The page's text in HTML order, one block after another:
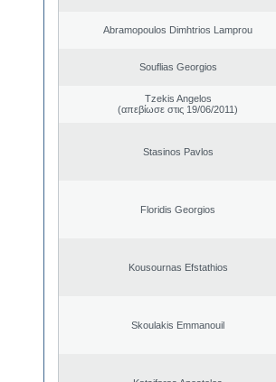
Abramopoulos Dimhtrios Lamprou
Souflias Georgios
Tzekis Angelos
(απεβίωσε στις 19/06/2011)
Stasinos Pavlos
Floridis Georgios
Kousournas Efstathios
Skoulakis Emmanouil